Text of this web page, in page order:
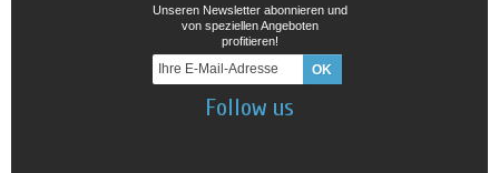
Unseren Newsletter abonnieren und
von speziellen Angeboten
profitieren!
Follow us